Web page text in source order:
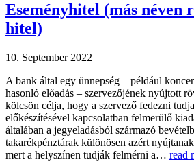
Eseményhitel (más néven
hitel)
10. September 2022
A bank által egy ünnepség – például
hasonló előadás – szervezőjének nyújtott
kölcsön célja, hogy a szervező fedezni
előkészítésével kapcsolatban felmerülő
általában a jegyeladásból származó
takarékpénztárak különösen azért
mert a helyszínen tudják felmérni a… read